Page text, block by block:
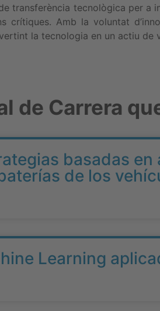
transferència tecnològica per a
crítiques. Amb la voluntat
la tecnologia en un actiu de
de Carrera
basadas
de los
Learning